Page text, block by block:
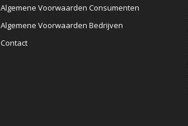
Algemene Voorwaarden Consumenten
Algemene Voorwaarden Bedrijven
Contact